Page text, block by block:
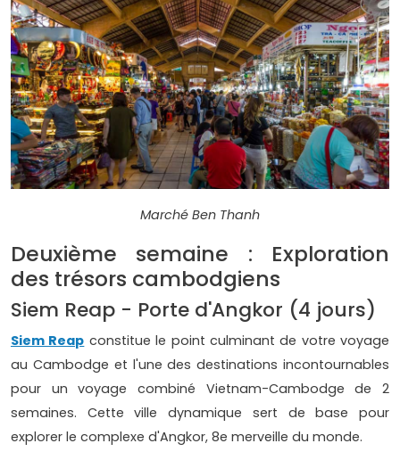
Marché Ben Thanh
Deuxième semaine : Exploration
des trésors cambodgiens
Siem Reap - Porte d'Angkor (4 jours)
Siem Reap constitue le point culminant de votre voyage
au Cambodge et l'une des destinations incontournables
pour un voyage combiné Vietnam-Cambodge de 2
semaines. Cette ville dynamique sert de base pour
explorer le complexe d'Angkor, 8e merveille du monde.